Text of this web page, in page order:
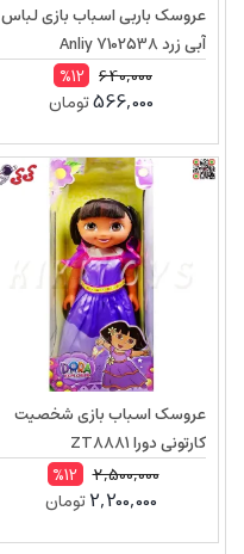
عروسک باربی اسباب بازی لباس
آبی زرد Anliy 7102538
640,000
%12
566,000تومان
عروسک اسباب بازی شخصیت
کارتونی دورا ZT8881
2,500,000
%12
2,200,000تومان